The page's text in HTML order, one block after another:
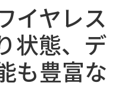
イヤレス
状態、デ
も豊富な